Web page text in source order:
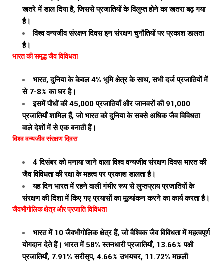
खतरे में डाल दिया है, जिससे प्रजातियों के विलुप्त होने का खतरा बढ़ गया
है।
विश्व वन्यजीव संरक्षण दिवस इन संरक्षण चुनौतियों पर प्रकाश डालता
है।
भारत की समृद्ध जैव विविधता
भारत, दुनिया के केवल 4% भूमि क्षेत्र के साथ, सभी दर्ज प्रजातियों में
से 7-8% का घर है।
इसमें पौधों की 45,000 प्रजातियाँ और जानवरों की 91,000
प्रजातियाँ शामिल हैं, जो भारत को दुनिया के सबसे अधिक जैव विविधता
वाले देशों में से एक बनाती हैं।
विश्व वन्यजीव संरक्षण दिवस
4 दिसंबर को मनाया जाने वाला विश्व वन्यजीव संरक्षण दिवस भारत की
जैव विविधता की रक्षा के महत्व पर प्रकाश डालता है।
यह दिन भारत में रहने वाली गंभीर रूप से लुप्तप्राय प्रजातियों के
संरक्षण की दिशा में किए गए प्रयासों का मूल्यांकन करने का कार्य करता है।
जैवभौगोलिक क्षेत्र और प्रजाति विविधता
भारत में 10 जैवभौगोलिक क्षेत्र हैं, जो वैश्विक जैव विविधता में महत्वपूर्ण
योगदान देते हैं। भारत में 58% स्तनधारी प्रजातियाँ, 13.66% पक्षी
प्रजातियाँ, 7.91% सरीसृप, 4.66% उभयचर, 11.72% मछली